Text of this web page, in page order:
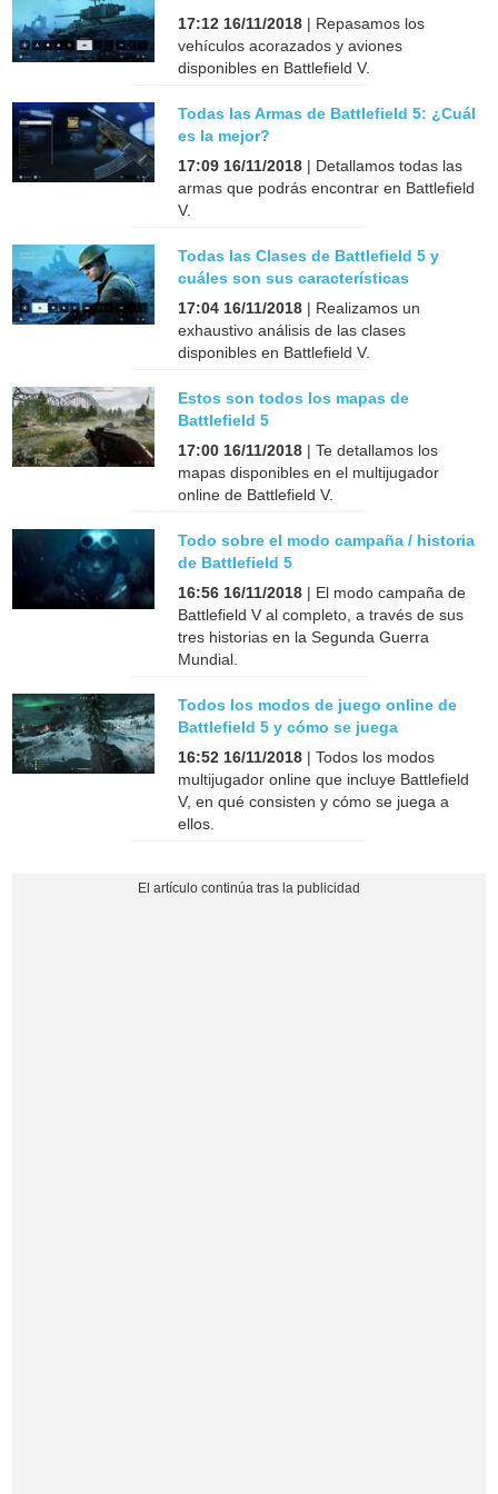
17:12 16/11/2018 | Repasamos los
vehículos acorazados y aviones
disponibles en Battlefield V.
Todas las Armas de Battlefield 5: ¿Cuál
es la mejor?
17:09 16/11/2018 | Detallamos todas las
armas que podrás encontrar en Battlefield
V.
Todas las Clases de Battlefield 5 y
cuáles son sus características
17:04 16/11/2018 | Realizamos un
exhaustivo análisis de las clases
disponibles en Battlefield V.
Estos son todos los mapas de
Battlefield 5
17:00 16/11/2018 | Te detallamos los
mapas disponibles en el multijugador
online de Battlefield V.
Todo sobre el modo campaña / historia
de Battlefield 5
16:56 16/11/2018 | El modo campaña de
Battlefield V al completo, a través de sus
tres historias en la Segunda Guerra
Mundial.
Todos los modos de juego online de
Battlefield 5 y cómo se juega
16:52 16/11/2018 | Todos los modos
multijugador online que incluye Battlefield
V, en qué consisten y cómo se juega a
ellos.